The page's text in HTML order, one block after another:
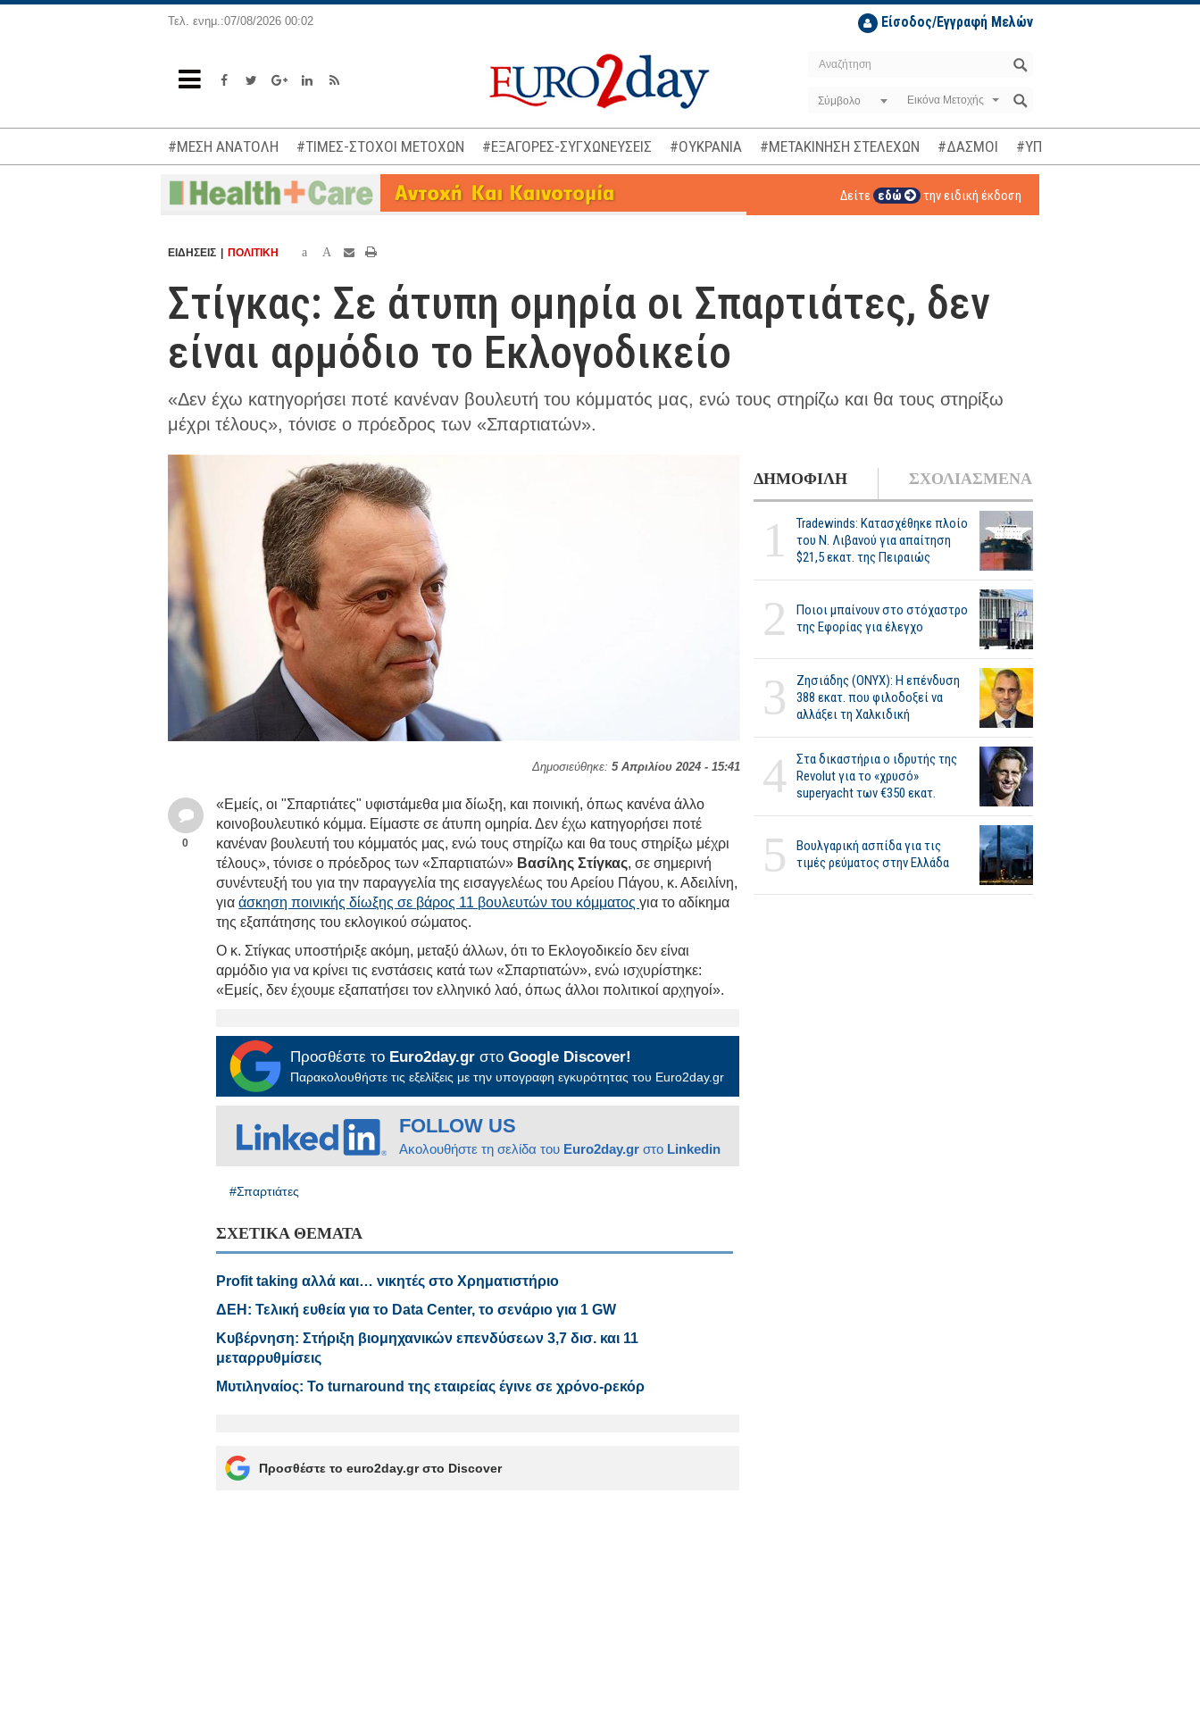
Τελ. ενημ.:07/08/2026 00:02 Είσοδος/Εγγραφή Μελών
Σύμβολο
#ΜΕΣΗ ΑΝΑΤΟΛΗ #ΤΙΜΕΣ-ΣΤΟΧΟΙ ΜΕΤΟΧΩΝ #ΕΞΑΓΟΡΕΣ-ΣΥΓΧΩΝΕΥΣΕΙΣ #ΟΥΚΡΑΝΙΑ #ΜΕΤΑΚΙΝΗΣΗ ΣΤΕΛΕΧΩΝ #ΔΑΣΜΟΙ #ΥΠΟΚΛΟΠΕΣ
Δείτε εδώ την ειδική έκδοση
ΕΙΔΗΣΕΙΣ ΠΟΛΙΤΙΚΗ a A
Στίγκας: Σε άτυπη ομηρία οι Σπαρτιάτες, δεν
είναι αρμόδιο το Εκλογοδικείο
«Δεν έχω κατηγορήσει ποτέ κανέναν βουλευτή του κόμματός μας, ενώ τους στηρίζω και θα τους στηρίξω
μέχρι τέλους», τόνισε ο πρόεδρος των «Σπαρτιατών».
Δημοσιεύθηκε: 5 Απριλίου 2024 - 15:41
0
«Εμείς, οι "Σπαρτιάτες" υφιστάμεθα μια δίωξη, και ποινική, όπως κανένα άλλο
κοινοβουλευτικό κόμμα. Είμαστε σε άτυπη ομηρία. Δεν έχω κατηγορήσει ποτέ
κανέναν βουλευτή του κόμματός μας, ενώ τους στηρίζω και θα τους στηρίξω μέχρι
τέλους», τόνισε ο πρόεδρος των «Σπαρτιατών» Βασίλης Στίγκας, σε σημερινή
συνέντευξή του για την παραγγελία της εισαγγελέως του Αρείου Πάγου, κ. Αδειλίνη,
γιαάσκηση ποινικής δίωξης σε βάρος 11 βουλευτών του κόμματοςγια το αδίκημα
της εξαπάτησης του εκλογικού σώματος.
Ο κ. Στίγκας υποστήριξε ακόμη, μεταξύ άλλων, ότι το Εκλογοδικείο δεν είναι
αρμόδιο για να κρίνει τις ενστάσεις κατά των «Σπαρτιατών», ενώ ισχυρίστηκε:
«Εμείς, δεν έχουμε εξαπατήσει τον ελληνικό λαό, όπως άλλοι πολιτικοί αρχηγοί».
Προσθέστε το Euro2day.gr στοGoogle Discover!
Παρακολουθήστε τις εξελίξεις με την υπογραφη εγκυρότητας του Euro2day.gr
FOLLOW US
Ακολουθήστε τη σελίδα του Euro2day.gr στο Linkedin
#Σπαρτιάτες
ΣΧΕΤΙΚΑ ΘΕΜΑΤΑ
Profit taking αλλά και… νικητές στο Χρηματιστήριο
ΔΕΗ: Τελική ευθεία για το Data Center, το σενάριο για 1 GW
Κυβέρνηση: Στήριξη βιομηχανικών επενδύσεων 3,7 δισ. και 11
μεταρρυθμίσεις
Μυτιληναίος: Το turnaround της εταιρείας έγινε σε χρόνο-ρεκόρ
Προσθέστε το euro2day.gr στο Discover
ΔΗΜΟΦΙΛΗ ΣΧΟΛΙΑΣΜΕΝΑ
1
Tradewinds: Κατασχέθηκε πλοίο
του Ν. Λιβανού για απαίτηση
$21,5 εκατ. της Πειραιώς
2
Ποιοι μπαίνουν στο στόχαστρο
της Εφορίας για έλεγχο
3
Ζησιάδης (ONYX): Η επένδυση
388 εκατ. που φιλοδοξεί να
αλλάξει τη Χαλκιδική
4
Στα δικαστήρια ο ιδρυτής της
Revolut για το «χρυσό»
superyacht των €350 εκατ.
5
Βουλγαρική ασπίδα για τις
τιμές ρεύματος στην Ελλάδα